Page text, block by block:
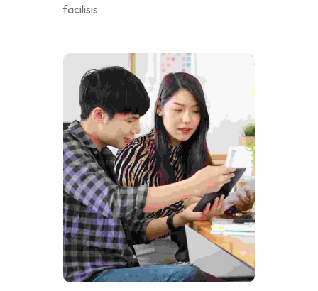
facilisis